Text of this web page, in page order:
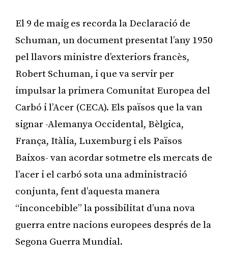
El 9 de maig es recorda la Declaració de
Schuman, un document presentat l’any 1950
pel llavors ministre d’exteriors francès,
Robert Schuman, i que va servir per
impulsar la primera Comunitat Europea del
Carbó i l’Acer (CECA). Els països que la van
signar -Alemanya Occidental, Bèlgica,
França, Itàlia, Luxemburg i els Països
Baixos- van acordar sotmetre els mercats de
l’acer i el carbó sota una administració
conjunta, fent d’aquesta manera
“inconcebible” la possibilitat d’una nova
guerra entre nacions europees després de la
Segona Guerra Mundial.